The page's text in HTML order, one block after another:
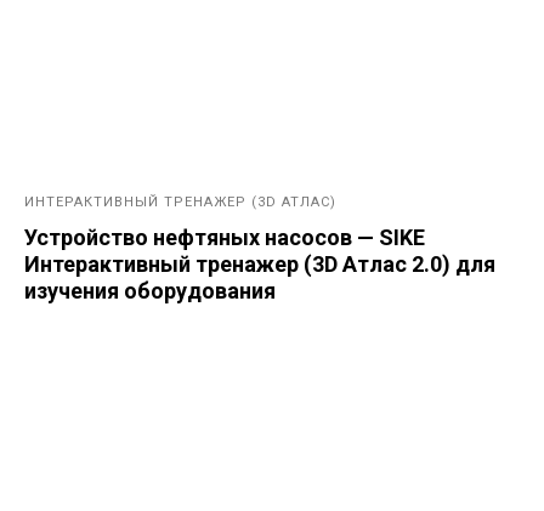
ИНТЕРАКТИВНЫЙ ТРЕНАЖЕР (3D АТЛАС)
Устройство нефтяных насосов — SIKE
Интерактивный тренажер (3D Атлас 2.0) для
изучения оборудования